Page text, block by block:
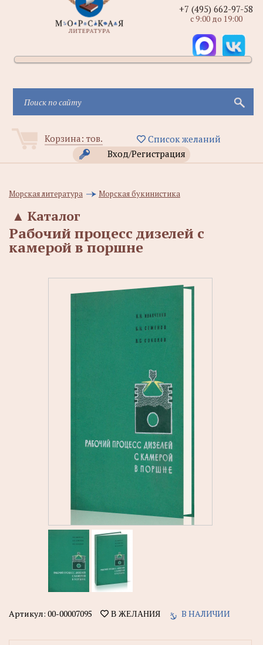
Корзина: тов.
Список желаний
Вход/Регистрация
+7 (495) 662-97-58
с 9:00 до 19:00
Морская литература Морская букинистика
Каталог
▲
Рабочий процесс дизелей с
камерой в поршне
Артикул: 00-00007095 В ЖЕЛАНИЯ В НАЛИЧИИ